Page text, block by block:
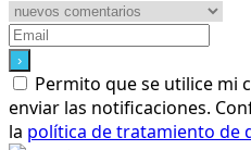
Permito que se utilice mi
enviar las notificaciones.
la política de tratamiento de